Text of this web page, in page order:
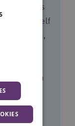
(weer) zelf
thuiszorg,
zijn
oude